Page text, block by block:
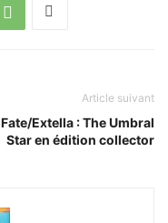
Article suivant
Fate/Extella : The Umbral
Star en édition collector